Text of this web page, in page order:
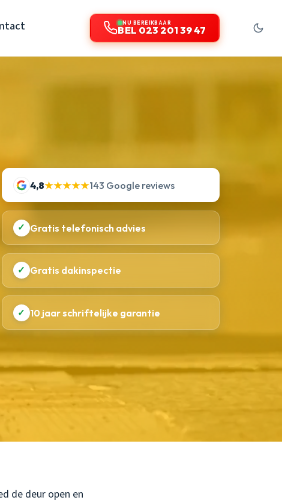
NU BEREIKBAAR
BEL 023 201 39 47
4,8★★★★★143 Google reviews
✓ Gratis telefonisch advies
✓ Gratis dakinspectie
✓ 10 jaar schriftelijke garantie
de deur open en